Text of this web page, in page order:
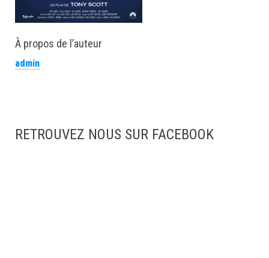
À propos de l’auteur
admin
RETROUVEZ NOUS SUR FACEBOOK